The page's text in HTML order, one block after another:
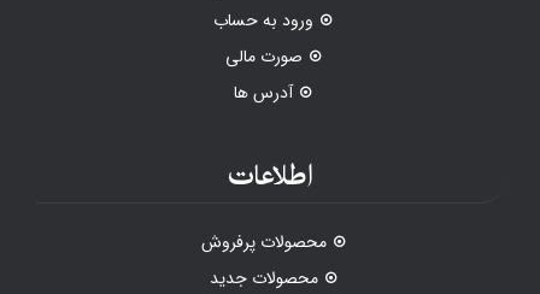
ورود به حساب
صورت مالی
آدرس ها
اطلاعات
محصولات پرفروش
محصولات جدید